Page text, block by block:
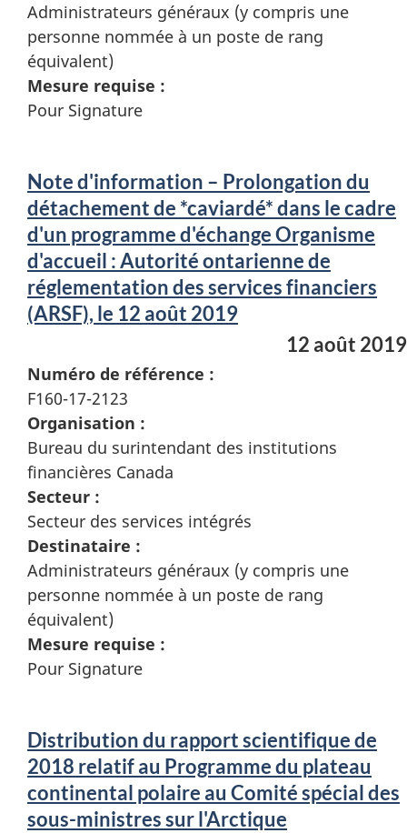
Administrateurs généraux (y compris une
personne nommée à un poste de rang
équivalent)
Mesure requise :
Pour Signature
Note d'information – Prolongation du
détachement de *caviardé* dans le cadre
d'un programme d'échange Organisme
d'accueil : Autorité ontarienne de
réglementation des services financiers
(ARSF), le 12 août 2019
12 août 2019
Numéro de référence :
F160-17-2123
Organisation :
Bureau du surintendant des institutions
financières Canada
Secteur :
Secteur des services intégrés
Destinataire :
Administrateurs généraux (y compris une
personne nommée à un poste de rang
équivalent)
Mesure requise :
Pour Signature
Distribution du rapport scientifique de
2018 relatif au Programme du plateau
continental polaire au Comité spécial des
sous-ministres sur l'Arctique